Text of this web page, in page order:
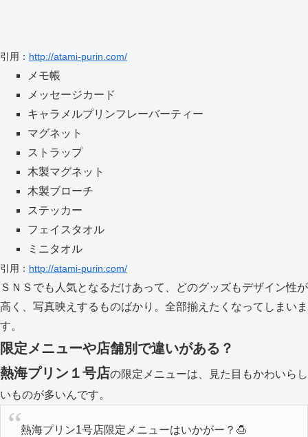
引用： http://atami-purin.com/
メモ帳
メッセージカード
キャラメルプリンフレーバーティー
マグネット
ストラップ
木製マグネット
木製ブローチ
ステッカー
フェイスタオル
ミニタオル
引用： http://atami-purin.com/
ＳＮＳでも人気となるだけあって、どのグッズもデザイン性が
高く、写真映えするものばかり。全部揃えたくなってしまいま
す。
限定メニューや店舗別で違いがある？
熱海プリン１号店の限定メニューは、見た目もかわいらし
いものが多いんです。
熱海プリン1号店限定メニューはいかがー？🍮